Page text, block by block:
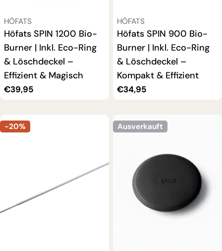
VERKÄUFER:
HÖFATS
Höfats SPIN 1200 Bio-
Burner | Inkl. Eco-Ring
& Löschdeckel –
Effizient & Magisch
Regulärer
€39,95
VERKÄUFER:
HÖFATS
Höfats SPIN 900 Bio-
Burner | Inkl. Eco-Ring
& Löschdeckel –
Kompakt & Effizient
Regulärer
€34,95
-20% Ausverkauft